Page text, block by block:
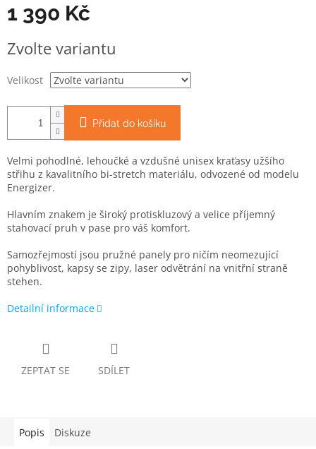
1 390 Kč
cena:
Zvolte variantu
Velikost
Přidat do košíku
Velmi pohodlné, lehoučké a vzdušné unisex kraťasy užšího
střihu z kavalitního bi-stretch materiálu, odvozené od modelu
Energizer.
Hlavním znakem je široký protiskluzový a velice příjemný
stahovací pruh v pase pro váš komfort.
Samozřejmostí jsou pružné panely pro ničím neomezující
pohyblivost, kapsy se zipy, laser odvětrání na vnitřní straně
stehen.
Detailní informace
ZEPTAT SE SDÍLET
Popis Diskuze